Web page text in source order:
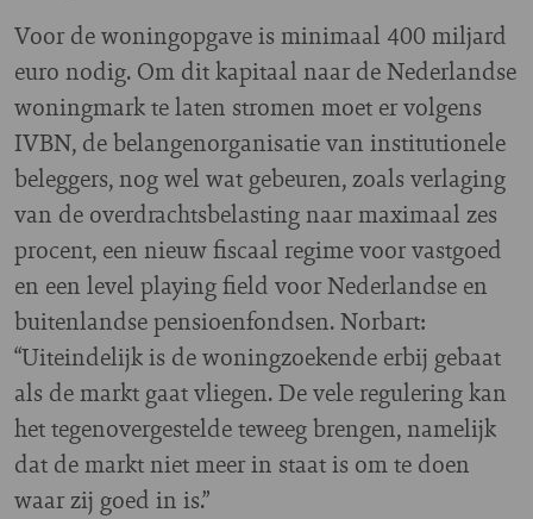
Voor de woningopgave is minimaal 400 miljard
euro nodig. Om dit kapitaal naar de Nederlandse
woningmark te laten stromen moet er volgens
IVBN, de belangenorganisatie van institutionele
beleggers, nog wel wat gebeuren, zoals verlaging
van de overdrachtsbelasting naar maximaal zes
procent, een nieuw fiscaal regime voor vastgoed
en een level playing field voor Nederlandse en
buitenlandse pensioenfondsen. Norbart:
“Uiteindelijk is de woningzoekende erbij gebaat
als de markt gaat vliegen. De vele regulering kan
het tegenovergestelde teweeg brengen, namelijk
dat de markt niet meer in staat is om te doen
waar zij goed in is.”